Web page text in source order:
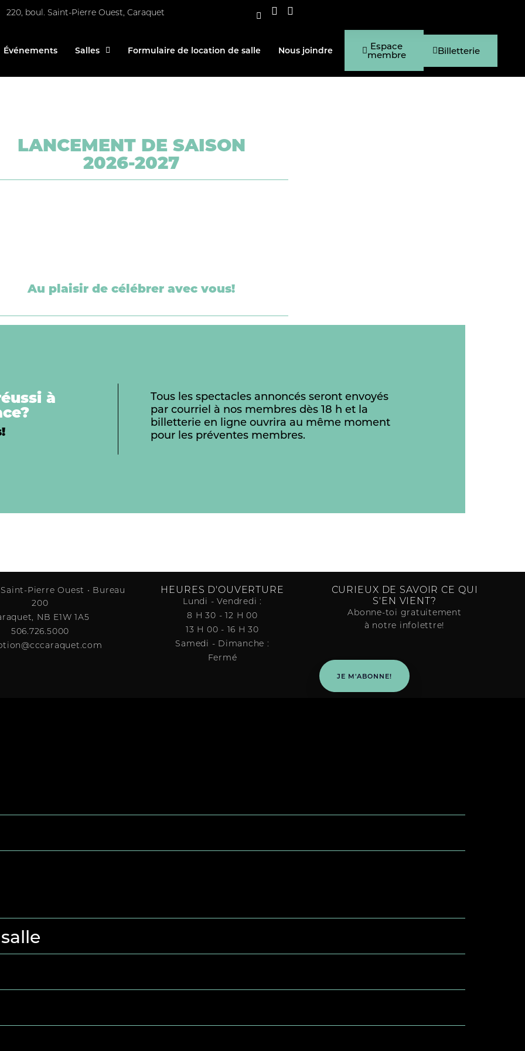
220, boul. Saint-Pierre Ouest, Caraquet
Événements Salles Formulaire de location de salle Nous joindre Espace
membre Billetterie
LANCEMENT DE SAISON
2026-2027
Au plaisir de célébrer avec vous!
à
Tous les spectacles annoncés seront envoyés
par courriel à nos membres dès 18 h et la
billetterie en ligne ouvrira au même moment
pour les préventes membres.
Pierre Ouest • Bureau
200
NB E1W 1A5
506.726.5000
HEURES D'OUVERTURE
Lundi - Vendredi :
8 H 30 - 12 H 00
13 H 00 - 16 H 30
Samedi - Dimanche :
Fermé
CURIEUX DE SAVOIR CE QUI
S'EN VIENT?
Abonne-toi gratuitement
à notre infolettre!
JE M'ABONNE!